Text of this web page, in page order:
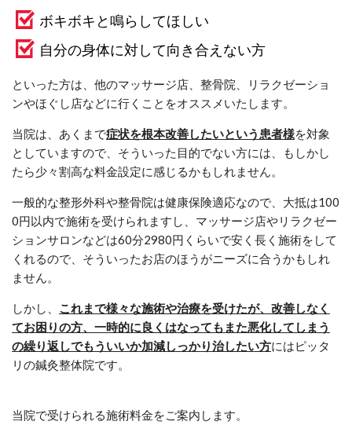
ボキボキと鳴らしてほしい
自分の身体に対して向き合えない方
といった方は、他のマッサージ店、整骨院、リラクゼーショ
ンやほぐし店などに行くことをオススメいたします。
当院は、あくまで症状を根本改善したいという患者様を対象
としていますので、そういった目的でない方には、もしかし
たら少々割高な料金設定に感じるかもしれません。
一般的な整形外科や整骨院は健康保険適応なので、大抵は100
0円以内で施術を受けられますし、マッサージ店やリラクゼー
ションサロンなどは60分2980円くらいで安く長く施術をして
くれるので、そういったお店のほうがニーズに合うかもしれ
ません。
しかし、 これまで様々な施術や治療を受けたが、改善しなく
てお困りの方、一時的に良くはなってもまた悪化してしまう
の繰り返しでもういいか加減しっかり治したい方にはピッタ
リの鍼灸整体院です。
当院で受けられる施術料金をご案内します。